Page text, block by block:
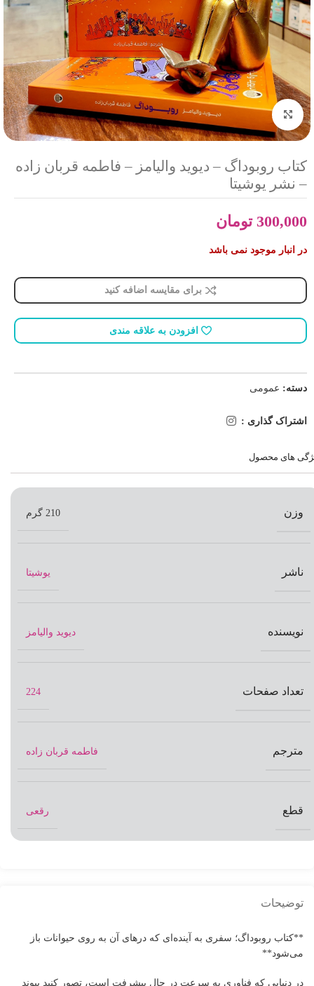
بزرگنمایی تصویر
کتاب روبوداگ – دیوید والیامز – فاطمه قربان زاده
– نشر یوشیتا
300,000 تومان
در انبار موجود نمی باشد
برای مقایسه اضافه کنید
افزودن به علاقه مندی
دسته: عمومی
اشتراک گذاری :
های محصول
وزن 210 گرم
ناشر یوشیتا
نویسنده دیوید والیامز
تعداد صفحات 224
مترجم فاطمه قربان زاده
قطع رقعی
توضیحات
**کتاب روبوداگ؛ سفری به آینده‌ای که درهای آن به روی حیوانات باز
می‌شود**
در دنیایی که فناوری به سرعت در حال پیشرفت است، تصور کنید پیوند